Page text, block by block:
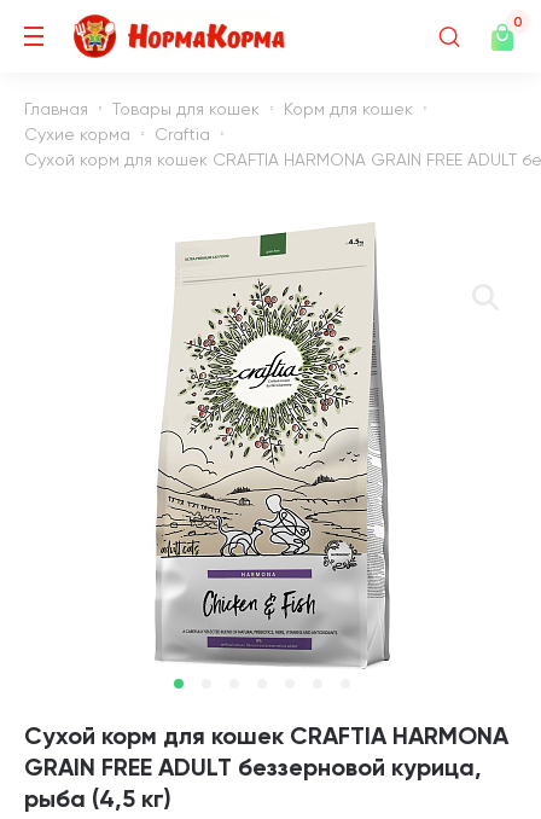
0
Главная Товары для кошек
Корм для кошек
Сухие корма
Craftia
Сухой корм для кошек CRAFTIA HARMONA GRAIN FREE ADULT
Сухой корм для кошек CRAFTIA HARMONA
GRAIN FREE ADULT беззерновой курица,
рыба (4,5 кг)